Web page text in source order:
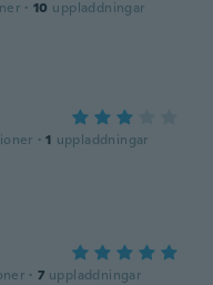
· 10 uppladdningar
· 1 uppladdningar
· 7 uppladdningar